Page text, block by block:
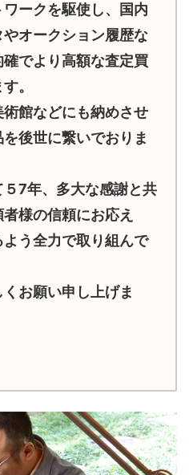
ークを駆使し、国内
オークション履歴な
でより高額な査定買
。
館などにも納めさせ
後世に繋いでおりま
7年、多大な感謝と共
様の信頼にお応え
う全力で取り組んで
お願い申し上げま